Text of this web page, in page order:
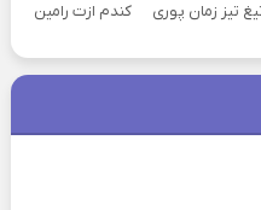
تیز زمان پوری کندم ازت رامین